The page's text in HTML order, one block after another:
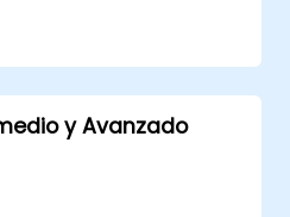
tablas dinámicas y
datos.
como Power Query,
mediante macros y
y Avanzado